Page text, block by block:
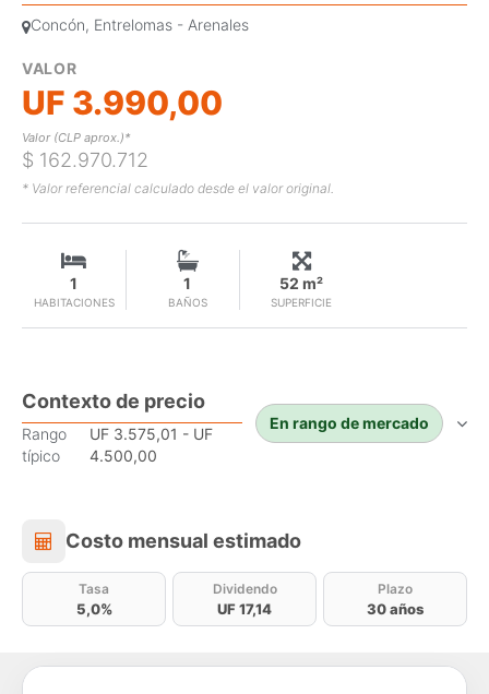
Concón, Entrelomas - Arenales
VALOR
UF 3.990,00
Valor (CLP aprox.)*
$ 162.970.712
* Valor referencial calculado desde el valor original.
HABITACIONES
1
BAÑOS
1
SUPERFICIE
52 m²
Contexto de precio
Rango
típico
UF 3.575,01 - UF
4.500,00
En rango de mercado
Costo mensual estimado
Costo mensual estimado
Tasa
5,0%
Dividendo
UF 17,14
Plazo
30 años